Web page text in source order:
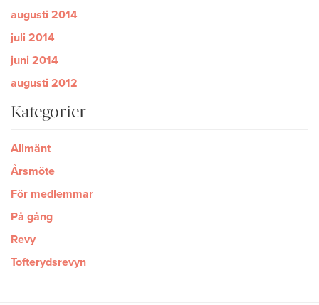
augusti 2014
juli 2014
juni 2014
augusti 2012
Kategorier
Allmänt
Årsmöte
För medlemmar
På gång
Revy
Tofterydsrevyn